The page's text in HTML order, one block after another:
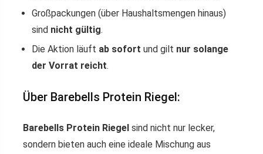
Großpackungen (über Haushaltsmengen hinaus)
sind nicht gültig.
Die Aktion läuft ab sofort und gilt nur solange
der Vorrat reicht.
Über Barebells Protein Riegel:
Barebells Protein Riegel sind nicht nur lecker,
sondern bieten auch eine ideale Mischung aus